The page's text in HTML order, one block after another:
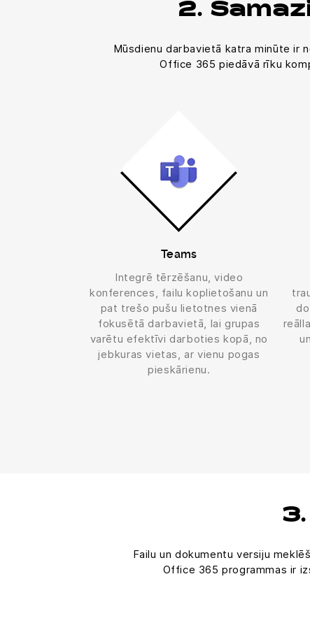
2.
Mūsdienu darbavietā katra minūte ir
Office 365 piedāvā rīku
Teams
Integrē tērzēšanu, video
konferences, failu koplietošanu un
pat trešo pušu lietotnes vienā
fokusētā darbavietā, lai grupas
varētu efektīvi darboties kopā, no
jebkuras vietas, ar vienu pogas
pieskārienu.
Failu un dokumentu versiju
Office 365 programmas ir